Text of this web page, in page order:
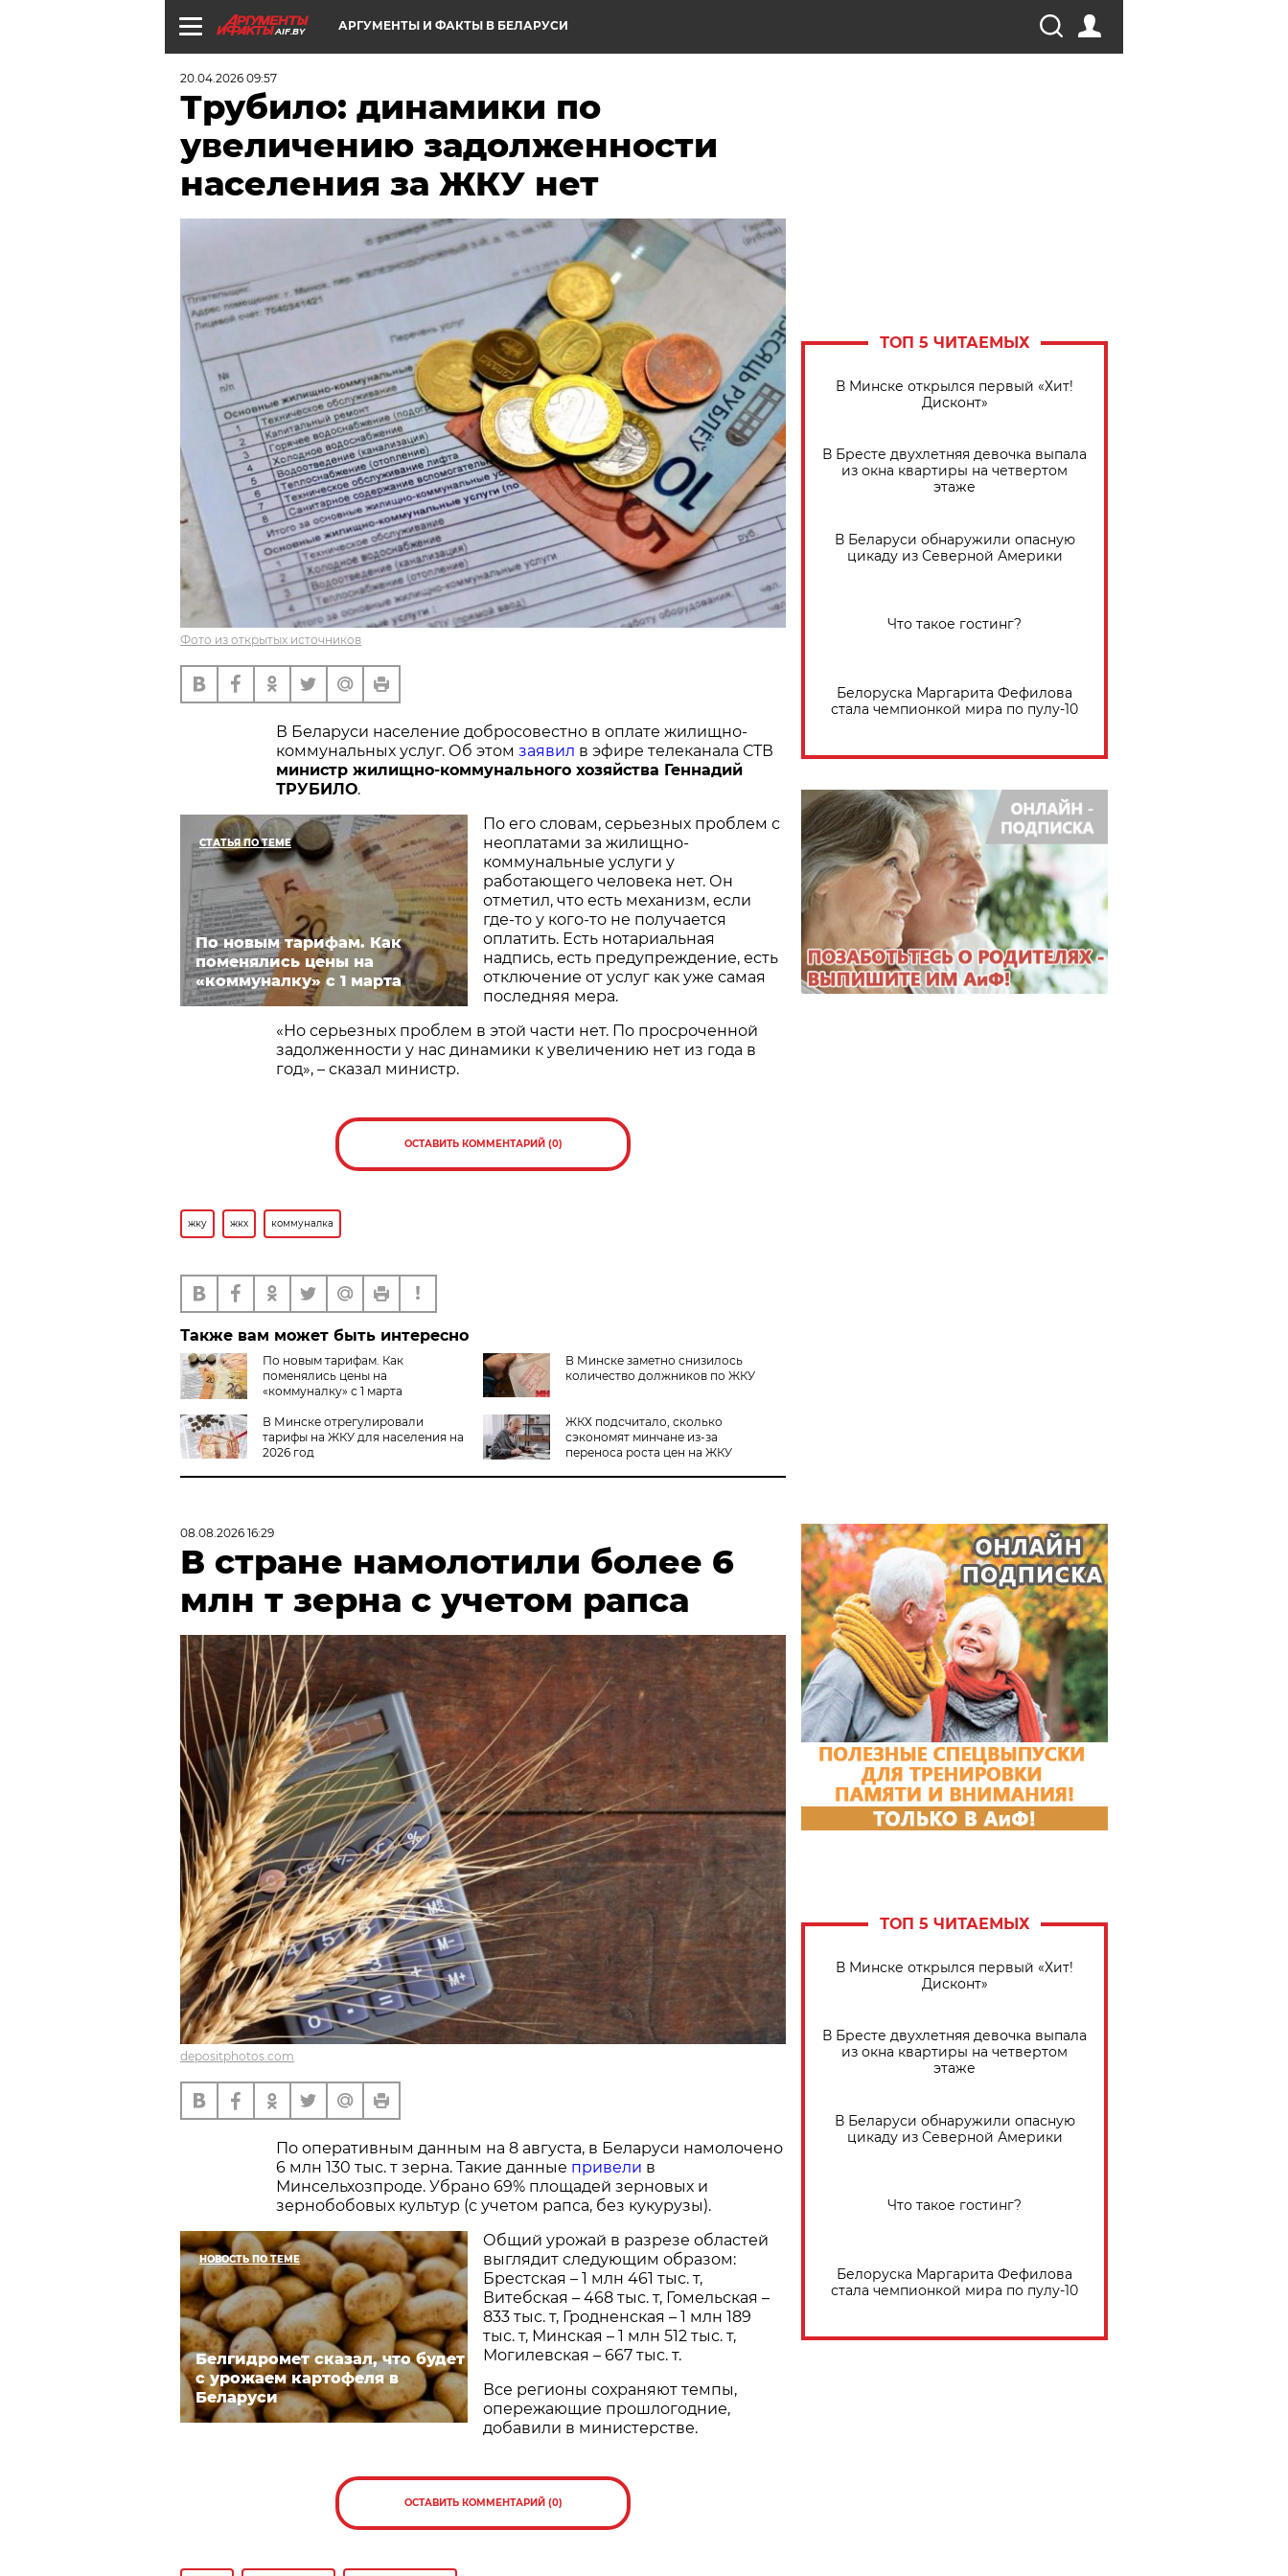
AIF.BY АРГУМЕНТЫ И ФАКТЫ В БЕЛАРУСИ
20.04.2026 09:57
Трубило: динамики по
увеличению задолженности
населения за ЖКУ нет
Фото из открытых источников
В Беларуси население добросовестно в оплате жилищно-
коммунальных услуг. Об этом заявил в эфире телеканала СТВ
министр жилищно-коммунального хозяйства Геннадий
ТРУБИЛО.
СТАТЬЯ ПО ТЕМЕ
По новым тарифам. Как
поменялись цены на
«коммуналку» с 1 марта
По его словам, серьезных проблем с
неоплатами за жилищно-
коммунальные услуги у
работающего человека нет. Он
отметил, что есть механизм, если
где-то у кого-то не получается
оплатить. Есть нотариальная
надпись, есть предупреждение, есть
отключение от услуг как уже самая
последняя мера.
«Но серьезных проблем в этой части нет. По просроченной
задолженности у нас динамики к увеличению нет из года в
год», – сказал министр.
ОСТАВИТЬ КОММЕНТАРИЙ (0)
жку жкх коммуналка
Также вам может быть интересно
По новым тарифам. Как
поменялись цены на
«коммуналку» с 1 марта
В Минске заметно снизилось
количество должников по ЖКУ
В Минске отрегулировали
тарифы на ЖКУ для населения на
2026 год
ЖКХ подсчитало, сколько
сэкономят минчане из-за
переноса роста цен на ЖКУ
ТОП 5 ЧИТАЕМЫХ
В Минске открылся первый «Хит!
Дисконт»
В Бресте двухлетняя девочка выпала
из окна квартиры на четвертом
этаже
В Беларуси обнаружили опасную
цикаду из Северной Америки
Что такое гостинг?
Белоруска Маргарита Фефилова
стала чемпионкой мира по пулу-10
08.08.2026 16:29
В стране намолотили более 6
млн т зерна с учетом рапса
depositphotos.com
По оперативным данным на 8 августа, в Беларуси намолочено
6 млн 130 тыс. т зерна. Такие данные привели в
Минсельхозпроде. Убрано 69% площадей зерновых и
зернобобовых культур (с учетом рапса, без кукурузы).
НОВОСТЬ ПО ТЕМЕ
Белгидромет сказал, что будет
с урожаем картофеля в
Беларуси
Общий урожай в разрезе областей
выглядит следующим образом:
Брестская – 1 млн 461 тыс. т,
Витебская – 468 тыс. т, Гомельская –
833 тыс. т, Гродненская – 1 млн 189
тыс. т, Минская – 1 млн 512 тыс. т,
Могилевская – 667 тыс. т.
Все регионы сохраняют темпы,
опережающие прошлогодние,
добавили в министерстве.
ОСТАВИТЬ КОММЕНТАРИЙ (0)
ТОП 5 ЧИТАЕМЫХ
В Минске открылся первый «Хит!
Дисконт»
В Бресте двухлетняя девочка выпала
из окна квартиры на четвертом
этаже
В Беларуси обнаружили опасную
цикаду из Северной Америки
Что такое гостинг?
Белоруска Маргарита Фефилова
стала чемпионкой мира по пулу-10